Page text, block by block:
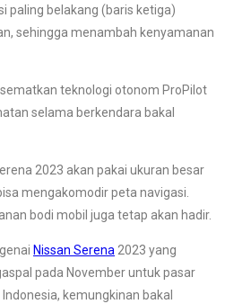
paling belakang (baris ketiga)
sehingga menambah kenyamanan
teknologi otonom ProPilot
selama berkendara bakal
2023 akan pakai ukuran besar
mengakomodir peta navigasi.
bodi mobil juga tetap akan hadir.
Nissan Serena2023 yang
pada November untuk pasar
kemungkinan bakal